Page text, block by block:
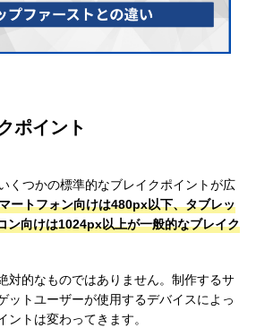
ポイント
くつかの標準的なブレイクポイントが広
ートフォン向けは480px以下、タブレッ
ン向けは1024px以上が一般的なブレイク
対的なものではありません。制作するサ
ットユーザーが使用するデバイスによっ
ントは変わってきます。